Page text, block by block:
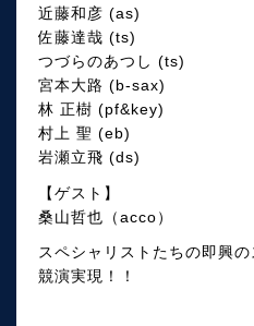
近藤和彦 (as)
佐藤達哉 (ts)
つづらのあつし (ts)
宮本大路 (b-sax)
林 正樹 (pf&key)
村上 聖 (eb)
岩瀬立飛 (ds)
【ゲスト】
桑山哲也（acco）
スペシャリストたちの即興
競演実現！！